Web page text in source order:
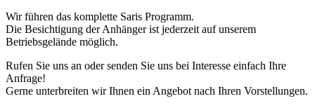
Wir führen das komplette Saris Programm.
Die Besichtigung der Anhänger ist jederzeit auf unserem
Betriebsgelände möglich.
Rufen Sie uns an oder senden Sie uns bei Interesse einfach Ihre
Anfrage!
Gerne unterbreiten wir Ihnen ein Angebot nach Ihren Vorstellungen.